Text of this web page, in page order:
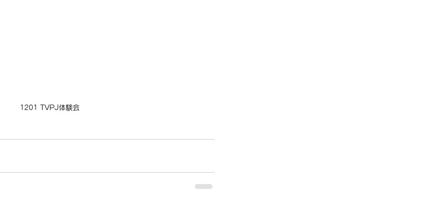
1201 TVPJ体験会